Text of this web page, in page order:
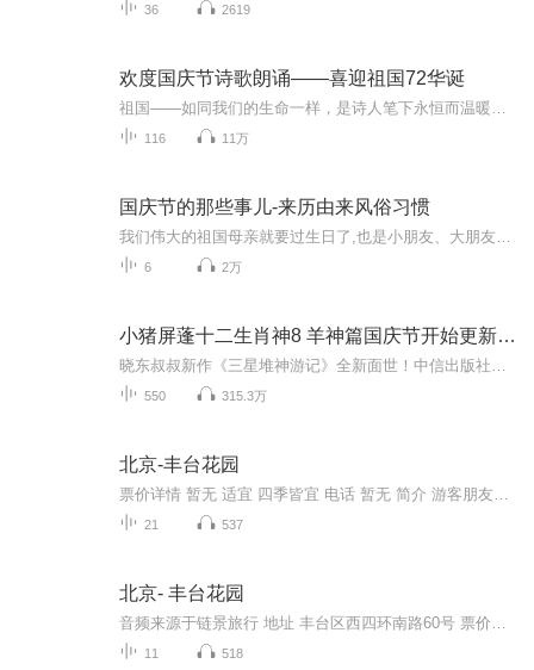
36 2619
欢度国庆节诗歌朗诵——喜迎祖国72华诞
116 11万
国庆节的那些事儿-来历由来风俗习惯
6 2万
小猪屏蓬十二生肖神8 羊神篇国庆节开始更新啦！
550 315.3万
北京-丰台花园
21 537
北京- 丰台花园
11 518